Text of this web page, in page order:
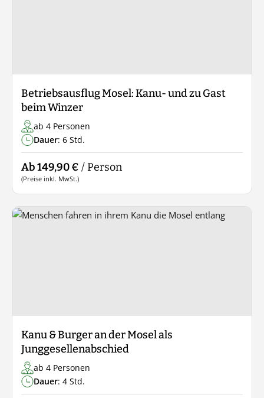
Betriebsausflug Mosel: Kanu- und zu Gast
beim Winzer
ab 4 Personen
Dauer: 6 Std.
Ab 149,90 € / Person
(Preise inkl. MwSt.)
Kanu & Burger an der Mosel als
Junggesellenabschied
ab 4 Personen
Dauer: 4 Std.